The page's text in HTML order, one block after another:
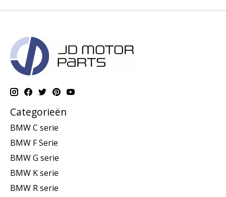
Categorieën
BMW C serie
BMW F Serie
BMW G serie
BMW K serie
BMW R serie